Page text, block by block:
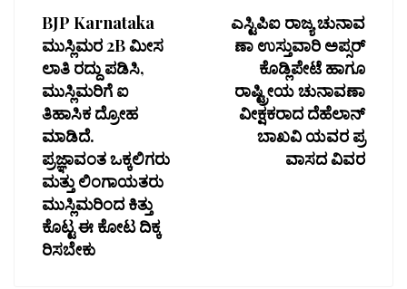
BJP Karnataka
ಮುಸ್ಲಿಮರ 2B ಮೀಸ
ಲಾತಿ ರದ್ದು ಪಡಿಸಿ,
ಮುಸ್ಲಿಮರಿಗೆ ಐ
ತಿಹಾಸಿಕ ದ್ರೋಹ
ಮಾಡಿದೆ.
ಪ್ರಜ್ಞಾವಂತ ಒಕ್ಕಲಿಗರು
ಮತ್ತು ಲಿಂಗಾಯತರು
ಮುಸ್ಲಿಮರಿಂದ ಕಿತ್ತು
ಕೊಟ್ಟ ಈ ಕೋಟ ದಿಕ್ಕ
ರಿಸಬೇಕು
ಎಸ್ಟಿಪಿಐ ರಾಜ್ಯ ಚುನಾವ
ಣಾ ಉಸ್ತುವಾರಿ ಅಪ್ಸರ್
ಕೊಡ್ಲಿಪೇಟೆ ಹಾಗೂ
ರಾಷ್ಟ್ರೀಯ ಚುನಾವಣಾ
ವೀಕ್ಷಕರಾದ ದೆಹೆಲಾನ್
ಬಾಖವಿ ಯವರ ಪ್ರ
ವಾಸದ ವಿವರ